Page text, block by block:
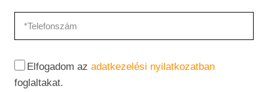
Elfogadom az adatkezelési nyilatkozatban
foglaltakat.